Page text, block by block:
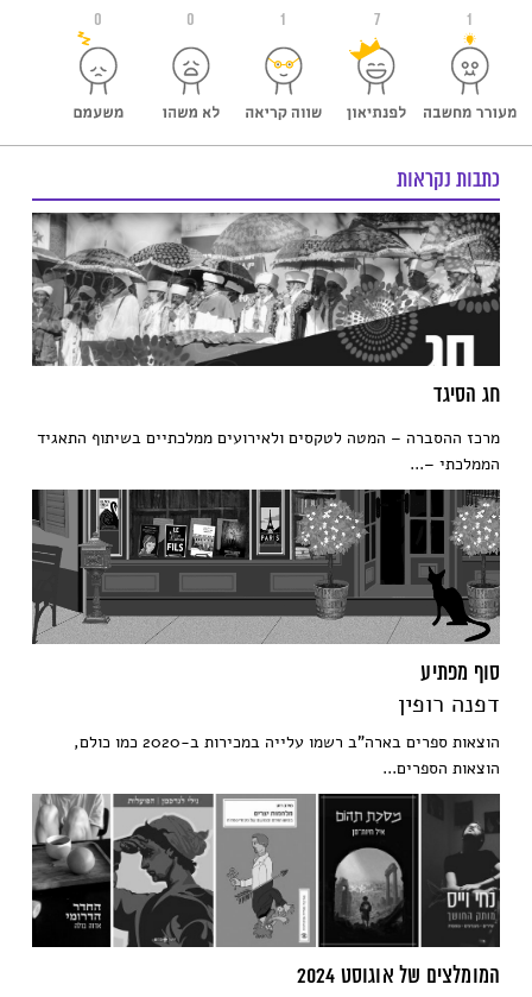
0 0 1 7 1
כתבות נקראות
חג הסיגד
מרכז ההסברה – המטה לטקסים ולאירועים ממלכתיים בשיתוף התאגיד
הממלכתי –...
סוף מפתיע
דפנה רופין
הוצאות ספרים בארה"ב רשמו עלייה במכירות ב-2020 כמו כולם,
הוצאות הספרים...
המומלצים של אוגוסט 2024